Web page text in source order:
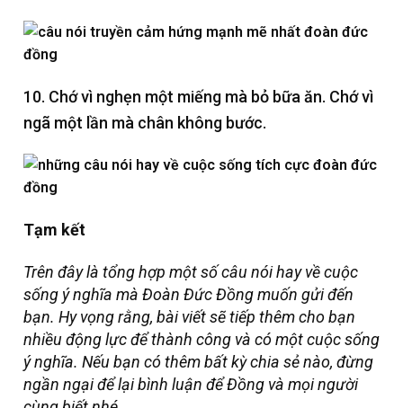
10. Chớ vì nghẹn một miếng mà bỏ bữa ăn. Chớ vì
ngã một lần mà chân không bước.
Tạm kết
Trên đây là tổng hợp một số câu nói hay về cuộc
sống ý nghĩa mà Đoàn Đức Đồng muốn gửi đến
bạn. Hy vọng rằng, bài viết sẽ tiếp thêm cho bạn
nhiều động lực để thành công và có một cuộc sống
ý nghĩa. Nếu bạn có thêm bất kỳ chia sẻ nào, đừng
ngần ngại để lại bình luận để Đồng và mọi người